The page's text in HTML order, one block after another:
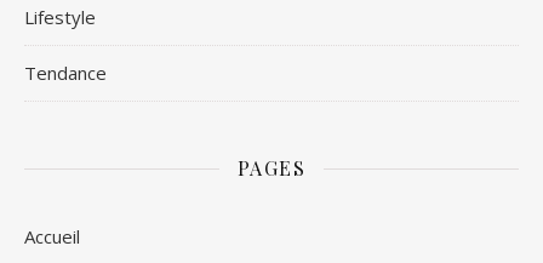
Lifestyle
Tendance
PAGES
Accueil